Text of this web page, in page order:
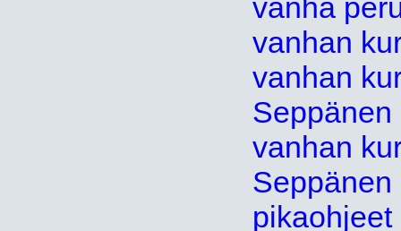
vanha
vanhan
vanhan
Seppänen
vanhan
Seppänen